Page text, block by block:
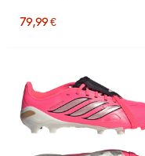
Chaussures de Foot
79,99 €